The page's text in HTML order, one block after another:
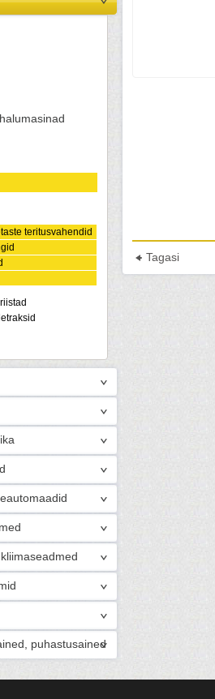
teritusvahendid
puhastusained
Tagasi